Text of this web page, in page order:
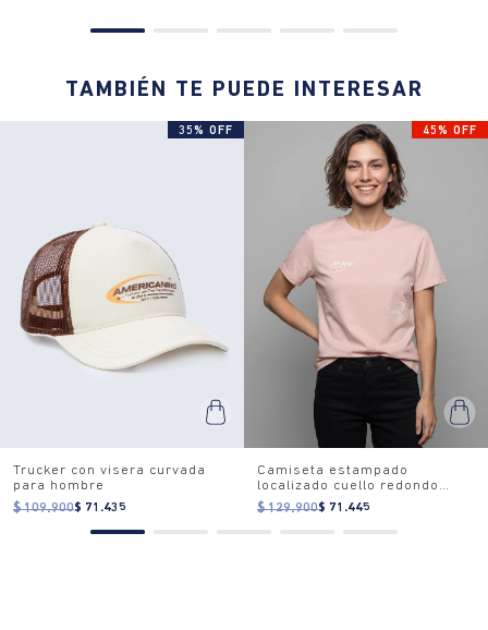
TAMBIÉN TE PUEDE INTERESAR
35% OFF
Trucker con visera curvada
para hombre
$ 109.900$ 71.435
45% OFF
Camiseta estampado
localizado cuello redondo
para mujer
$ 129.900$ 71.445